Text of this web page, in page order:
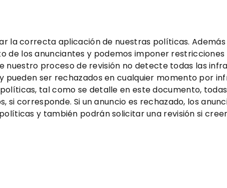
la correcta aplicación de nuestras políticas.
los anunciantes y podemos imponer restricciones
nuestro proceso de revisión no detecte todas las
pueden ser rechazados en cualquier momento por
tal como se detalle en este documento,
corresponde. Si un anuncio es rechazado, los
y también podrán solicitar una revisión si